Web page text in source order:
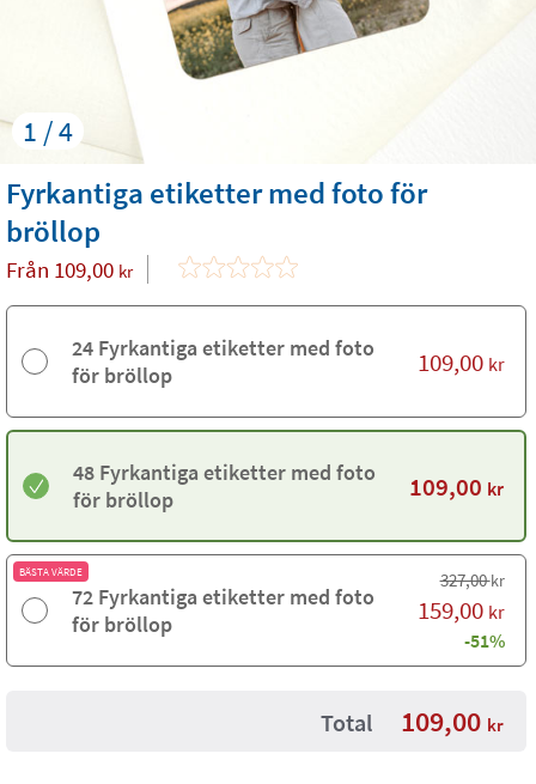
1 / 4
Fyrkantiga etiketter med foto för
bröllop
Från 109,00 kr
24 Fyrkantiga etiketter med foto
för bröllop
109,00 kr
48 Fyrkantiga etiketter med foto
för bröllop
109,00 kr
BÄSTA VÄRDE
72 Fyrkantiga etiketter med foto
för bröllop
327,00kr
159,00 kr
-51%
Total 109,00 kr